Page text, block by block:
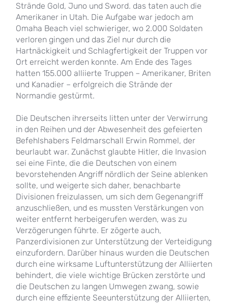
Strände Gold, Juno und Sword. das taten auch die
Amerikaner in Utah. Die Aufgabe war jedoch am
Omaha Beach viel schwieriger, wo 2.000 Soldaten
verloren gingen und das Ziel nur durch die
Hartnäckigkeit und Schlagfertigkeit der Truppen vor
Ort erreicht werden konnte. Am Ende des Tages
hatten 155.000 alliierte Truppen – Amerikaner, Briten
und Kanadier – erfolgreich die Strände der
Normandie gestürmt.
Die Deutschen ihrerseits litten unter der Verwirrung
in den Reihen und der Abwesenheit des gefeierten
Befehlshabers Feldmarschall Erwin Rommel, der
beurlaubt war. Zunächst glaubte Hitler, die Invasion
sei eine Finte, die die Deutschen von einem
bevorstehenden Angriff nördlich der Seine ablenken
sollte, und weigerte sich daher, benachbarte
Divisionen freizulassen, um sich dem Gegenangriff
anzuschließen, und es mussten Verstärkungen von
weiter entfernt herbeigerufen werden, was zu
Verzögerungen führte. Er zögerte auch,
Panzerdivisionen zur Unterstützung der Verteidigung
einzufordern. Darüber hinaus wurden die Deutschen
durch eine wirksame Luftunterstützung der Alliierten
behindert, die viele wichtige Brücken zerstörte und
die Deutschen zu langen Umwegen zwang, sowie
durch eine effiziente Seeunterstützung der Alliierten,